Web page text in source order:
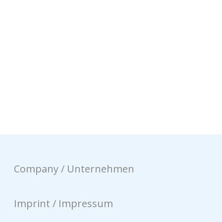
Company / Unternehmen
Imprint / Impressum